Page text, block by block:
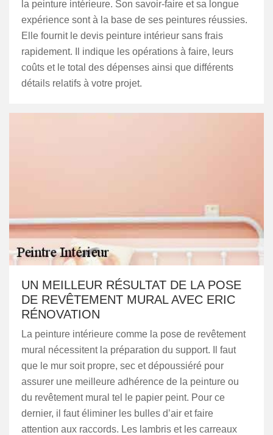
la peinture intérieure. Son savoir-faire et sa longue
expérience sont à la base de ses peintures réussies.
Elle fournit le devis peinture intérieur sans frais
rapidement. Il indique les opérations à faire, leurs
coûts et le total des dépenses ainsi que différents
détails relatifs à votre projet.
UN MEILLEUR RÉSULTAT DE LA POSE
DE REVÊTEMENT MURAL AVEC ERIC
RÉNOVATION
La peinture intérieure comme la pose de revêtement
mural nécessitent la préparation du support. Il faut
que le mur soit propre, sec et dépoussiéré pour
assurer une meilleure adhérence de la peinture ou
du revêtement mural tel le papier peint. Pour ce
dernier, il faut éliminer les bulles d’air et faire
attention aux raccords. Les lambris et les carreaux